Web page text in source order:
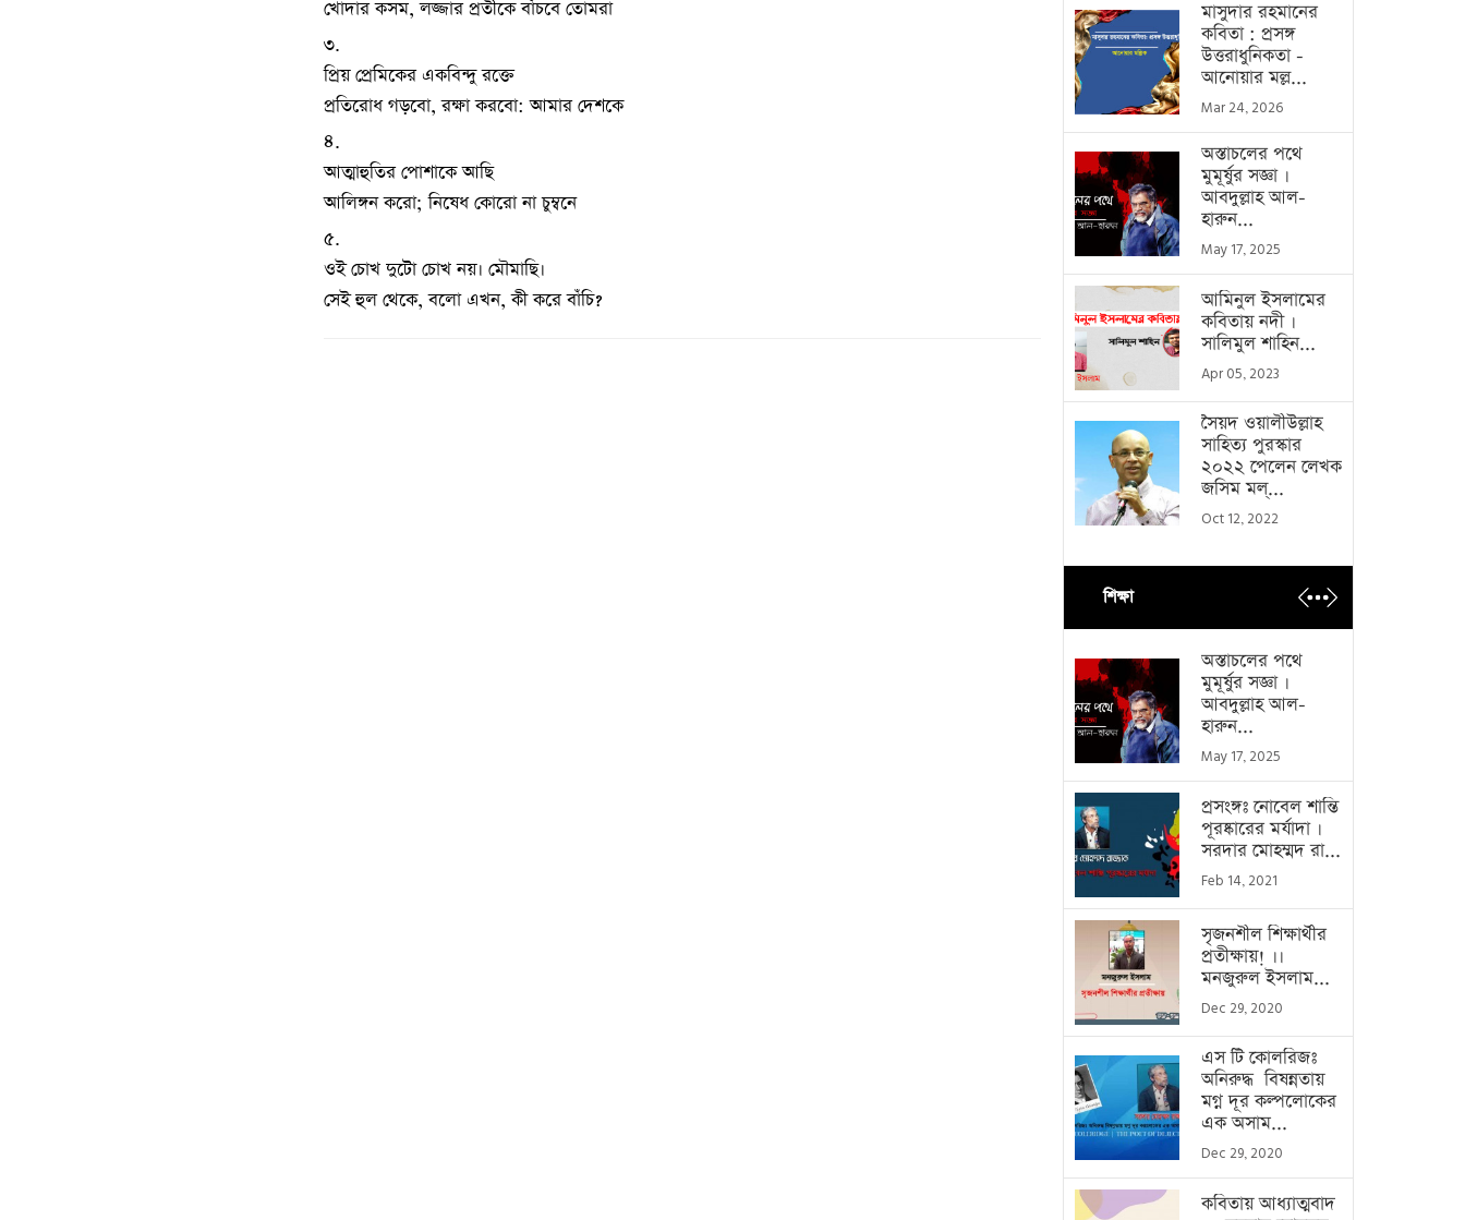
খোদার কসম, লজ্জার প্রতীকে বাঁচবে তোমরা
৩.
প্রিয় প্রেমিকের একবিন্দু রক্তে
প্রতিরোধ গড়বো, রক্ষা করবো: আমার দেশকে
৪.
আত্মাহুতির পোশাকে আছি
আলিঙ্গন করো; নিষেধ কোরো না চুম্বনে
৫.
ওই চোখ দুটো চোখ নয়। মৌমাছি।
সেই হুল থেকে, বলো এখন, কী করে বাঁচি?
মাসুদার রহমানের
কবিতা : প্রসঙ্গ
উত্তরাধুনিকতা -
আনোয়ার মল্ল...
Mar 24, 2026
অস্তাচলের পথে
মুমূর্ষুর সজ্ঞা ।
আবদুল্লাহ আল-
হারুন...
May 17, 2025
আমিনুল ইসলামের
কবিতায় নদী ।
সালিমুল শাহিন...
Apr 05, 2023
সৈয়দ ওয়ালীউল্লাহ
সাহিত্য পুরস্কার
২০২২ পেলেন লেখক
জসিম মল্...
Oct 12, 2022
শিক্ষা
অস্তাচলের পথে
মুমূর্ষুর সজ্ঞা ।
আবদুল্লাহ আল-
হারুন...
May 17, 2025
প্রসংঙ্গঃ নোবেল শান্তি
পূরষ্কারের মর্যাদা ।
সরদার মোহম্মদ রা...
Feb 14, 2021
সৃজনশীল শিক্ষার্থীর
প্রতীক্ষায়! ।।
মনজুরুল ইসলাম...
Dec 29, 2020
এস টি কোলরিজঃ
অনিরুদ্ধ বিষন্নতায়
মগ্ন দূর কল্পলোকের
এক অসাম...
Dec 29, 2020
কবিতায় আধ্যাত্মবাদ